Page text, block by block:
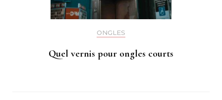
ONGLES
Quel vernis pour ongles courts